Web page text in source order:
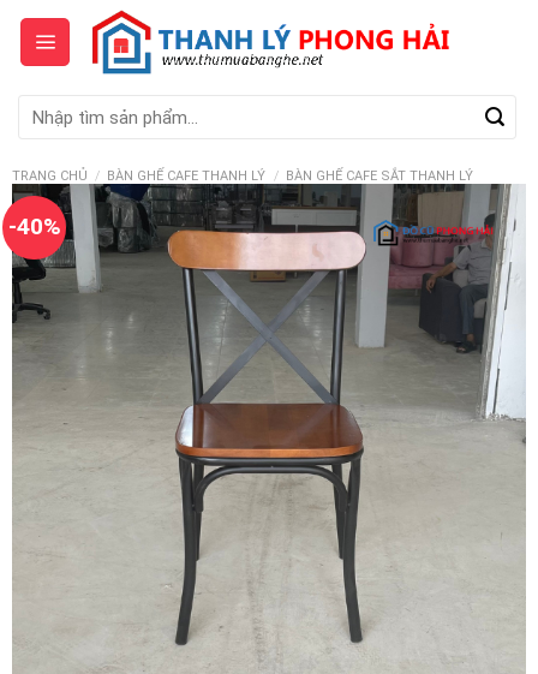
Skip
content
kiếm:
TRANG CHỦ / BÀN GHẾ CAFE THANH LÝ / BÀN GHẾ CAFE SẮT THANH LÝ
-40%